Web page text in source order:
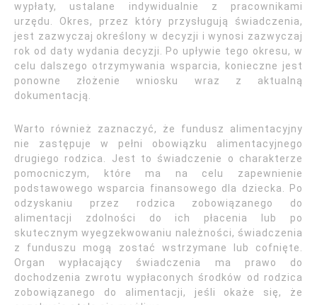
wypłaty, ustalane indywidualnie z pracownikami
urzędu. Okres, przez który przysługują świadczenia,
jest zazwyczaj określony w decyzji i wynosi zazwyczaj
rok od daty wydania decyzji. Po upływie tego okresu, w
celu dalszego otrzymywania wsparcia, konieczne jest
ponowne złożenie wniosku wraz z aktualną
dokumentacją.
Warto również zaznaczyć, że fundusz alimentacyjny
nie zastępuje w pełni obowiązku alimentacyjnego
drugiego rodzica. Jest to świadczenie o charakterze
pomocniczym, które ma na celu zapewnienie
podstawowego wsparcia finansowego dla dziecka. Po
odzyskaniu przez rodzica zobowiązanego do
alimentacji zdolności do ich płacenia lub po
skutecznym wyegzekwowaniu należności, świadczenia
z funduszu mogą zostać wstrzymane lub cofnięte.
Organ wypłacający świadczenia ma prawo do
dochodzenia zwrotu wypłaconych środków od rodzica
zobowiązanego do alimentacji, jeśli okaże się, że